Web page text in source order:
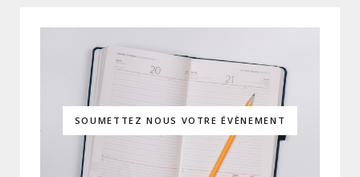
SOUMETTEZ NOUS VOTRE ÉVÈNEMENT